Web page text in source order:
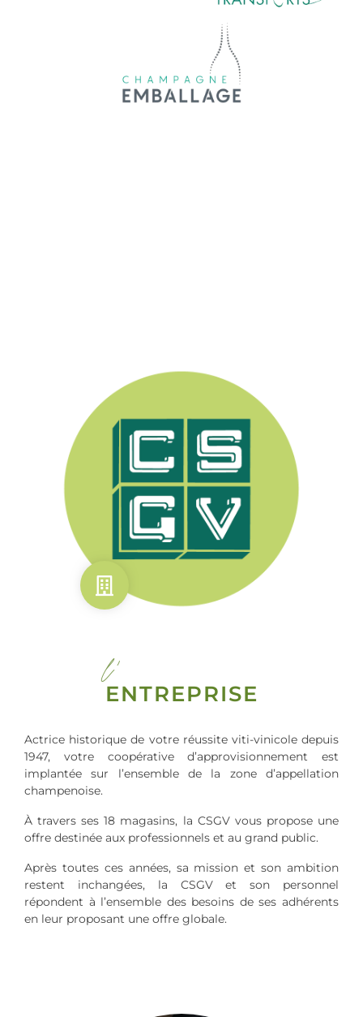
l'
ENTREPRISE
Actrice historique de votre réussite viti-vinicole depuis
1947, votre coopérative d’approvisionnement est
implantée sur l’ensemble de la zone d’appellation
champenoise.
À travers ses 18 magasins, la CSGV vous propose une
offre destinée aux professionnels et au grand public.
Après toutes ces années, sa mission et son ambition
restent inchangées, la CSGV et son personnel
répondent à l’ensemble des besoins de ses adhérents
en leur proposant une offre globale.